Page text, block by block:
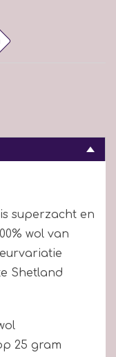
superzacht en
wol van
Shetland
25 gram